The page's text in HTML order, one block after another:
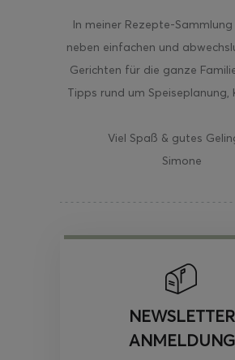
In meiner Rezepte-
neben einfachen und
Gerichten für die ganze
Tipps rund um Speiseplanung,
Viel Spaß & gutes
Simone
NEWSLETTER
ANMELDUNG